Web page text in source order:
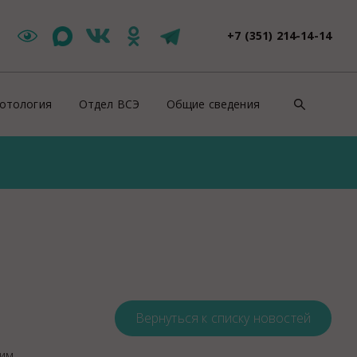
+7 (351) 214-14-14
ситуация
документы на животных
мероприятия
Отдел ВСЭ
Новости ВСЭ
Общие сведения
Нормативно-правовые
Вакансии
Вернуться к списку новостей